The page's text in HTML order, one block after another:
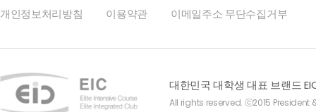
개인정보처리방침 이용약관 이메일주소 무단수집거부
대한민국 대학생 대표 브랜드
All rights reserved. ⓒ2015